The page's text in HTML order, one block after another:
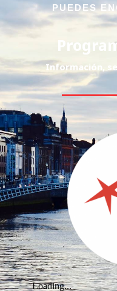
PUEDES
Información,